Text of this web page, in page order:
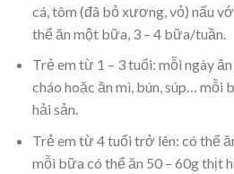
cá, tôm (đã bỏ xương, vỏ) nấu
thể ăn một bữa, 3 – 4 bữa/tuần.
Trẻ em từ 1 – 3 tuổi: mỗi ngày
cháo hoặc ăn mì, bún, súp… mỗi
hải sản.
Trẻ em từ 4 tuổi trở lên: có thể
mỗi bữa có thể ăn 50 – 60g thịt